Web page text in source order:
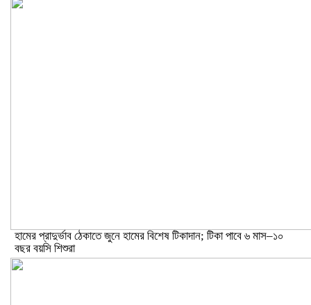
হামের প্রাদুর্ভাব ঠেকাতে জুনে হামের বিশেষ টিকাদান; টিকা পাবে ৬ মাস–১০
বছর বয়সি শিশুরা